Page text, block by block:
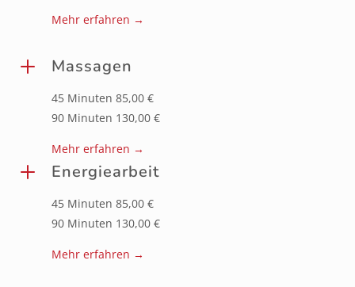
Mehr erfahren →
L Massagen
45 Minuten 85,00 €
90 Minuten 130,00 €
Mehr erfahren →
L Energiearbeit
45 Minuten 85,00 €
90 Minuten 130,00 €
Mehr erfahren →